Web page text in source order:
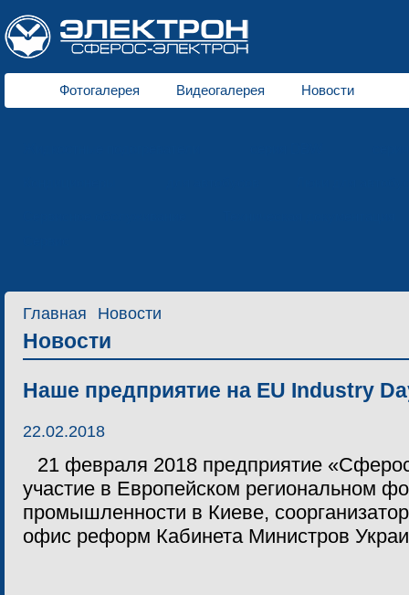
Фотогалерея Видеогалерея Новости
Главная Новости
Новости
Наше предприятие на EU Industry
22.02.2018
21 февраля 2018 предприятие
участие в Европейском региональном
промышленности в Киеве,
офис реформ Кабинета Министров